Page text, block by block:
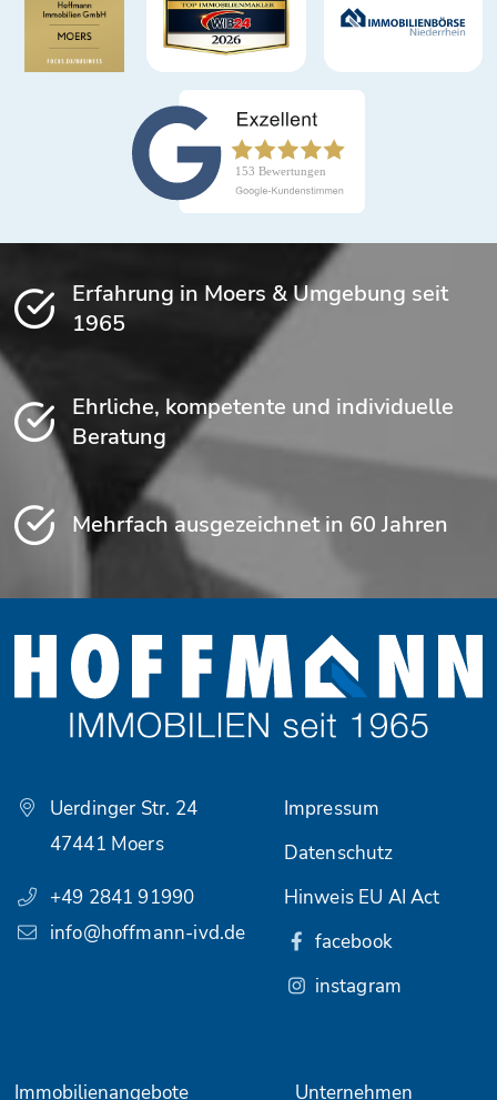
Erfahrung in Moers & Umgebung seit
1965
Ehrliche, kompetente und individuelle
Beratung
Mehrfach ausgezeichnet in 60 Jahren
Uerdinger Str. 24
47441 Moers
+49 2841 91990
info@hoffmann-ivd.de
Immobilienangebote Unternehmen
Impressum
Datenschutz
Hinweis EU AI Act
facebook
instagram